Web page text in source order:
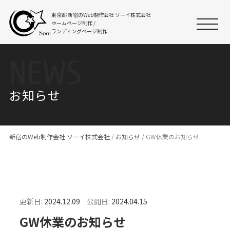
東京都 新宿のWeb制作会社 ソーイ株式会社
ホームページ制作 /
ランディングページ制作
お知らせ
新宿のWeb制作会社 ソーイ株式会社/ お知らせ/ GW休業のお知らせ
更新日: 2024.12.09 公開日: 2024.04.15
GW休業のお知らせ